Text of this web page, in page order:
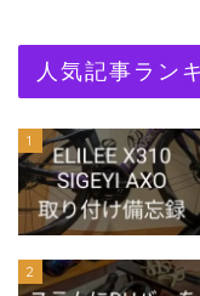
人気記事ラン
1
2